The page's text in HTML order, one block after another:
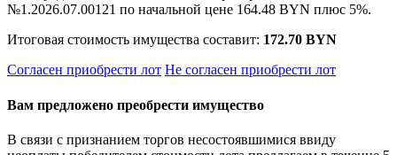
№1.2026.07.00121 по начальной цене 164.48 BYN плюс 5%.
Итоговая стоимость имущества составит: 172.70 BYN
Согласен приобрести лот Не согласен приобрести лот
Вам предложено преобрести имущество
В связи с признанием торгов несостоявшимися ввиду